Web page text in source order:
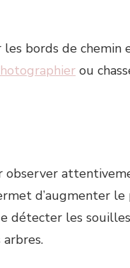
bords de
ou
observer
d’augmenter
détecter les
arbres.